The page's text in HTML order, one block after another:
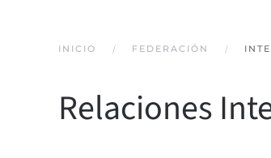
INICIO FEDERACIÓN
Relaciones